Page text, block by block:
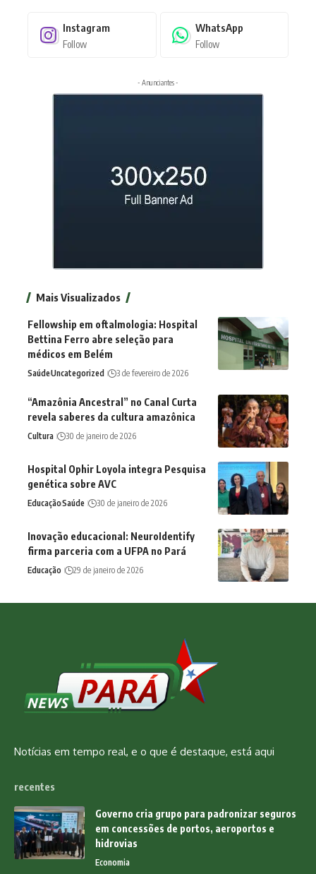
Instagram
Follow
WhatsApp
Follow
- Anunciantes -
Mais Visualizados
Fellowship em oftalmologia: Hospital
Bettina Ferro abre seleção para
médicos em Belém
SaúdeUncategorized 3 de fevereiro de 2026
“Amazônia Ancestral” no Canal Curta
revela saberes da cultura amazônica
Cultura 30 de janeiro de 2026
Hospital Ophir Loyola integra Pesquisa
genética sobre AVC
EducaçãoSaúde 30 de janeiro de 2026
Inovação educacional: NeuroIdentify
firma parceria com a UFPA no Pará
Educação 29 de janeiro de 2026
Notícias em tempo real, e o que é destaque, está aqui
recentes
Governo cria grupo para padronizar seguros
em concessões de portos, aeroportos e
hidrovias
Economia